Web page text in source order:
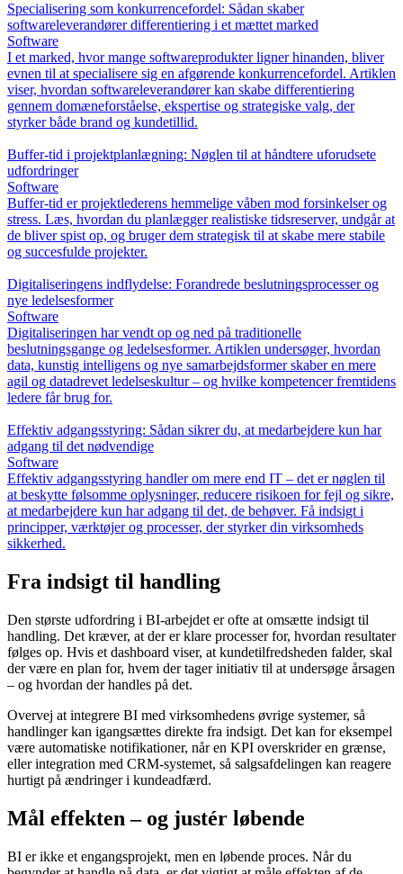
Specialisering som konkurrencefordel: Sådan skaber
softwareleverandører differentiering i et mættet marked
Software
I et marked, hvor mange softwareprodukter ligner hinanden, bliver
evnen til at specialisere sig en afgørende konkurrencefordel. Artiklen
viser, hvordan softwareleverandører kan skabe differentiering
gennem domæneforståelse, ekspertise og strategiske valg, der
styrker både brand og kundetillid.
Buffer-tid i projektplanlægning: Nøglen til at håndtere uforudsete
udfordringer
Software
Buffer-tid er projektlederens hemmelige våben mod forsinkelser og
stress. Læs, hvordan du planlægger realistiske tidsreserver, undgår at
de bliver spist op, og bruger dem strategisk til at skabe mere stabile
og succesfulde projekter.
Digitaliseringens indflydelse: Forandrede beslutningsprocesser og
nye ledelsesformer
Software
Digitaliseringen har vendt op og ned på traditionelle
beslutningsgange og ledelsesformer. Artiklen undersøger, hvordan
data, kunstig intelligens og nye samarbejdsformer skaber en mere
agil og datadrevet ledelseskultur – og hvilke kompetencer fremtidens
ledere får brug for.
Effektiv adgangsstyring: Sådan sikrer du, at medarbejdere kun har
adgang til det nødvendige
Software
Effektiv adgangsstyring handler om mere end IT – det er nøglen til
at beskytte følsomme oplysninger, reducere risikoen for fejl og sikre,
at medarbejdere kun har adgang til det, de behøver. Få indsigt i
principper, værktøjer og processer, der styrker din virksomheds
sikkerhed.
Fra indsigt til handling
Den største udfordring i BI-arbejdet er ofte at omsætte indsigt til
handling. Det kræver, at der er klare processer for, hvordan resultater
følges op. Hvis et dashboard viser, at kundetilfredsheden falder, skal
der være en plan for, hvem der tager initiativ til at undersøge årsagen
– og hvordan der handles på det.
Overvej at integrere BI med virksomhedens øvrige systemer, så
handlinger kan igangsættes direkte fra indsigt. Det kan for eksempel
være automatiske notifikationer, når en KPI overskrider en grænse,
eller integration med CRM-systemet, så salgsafdelingen kan reagere
hurtigt på ændringer i kundeadfærd.
Mål effekten – og justér løbende
BI er ikke et engangsprojekt, men en løbende proces. Når du